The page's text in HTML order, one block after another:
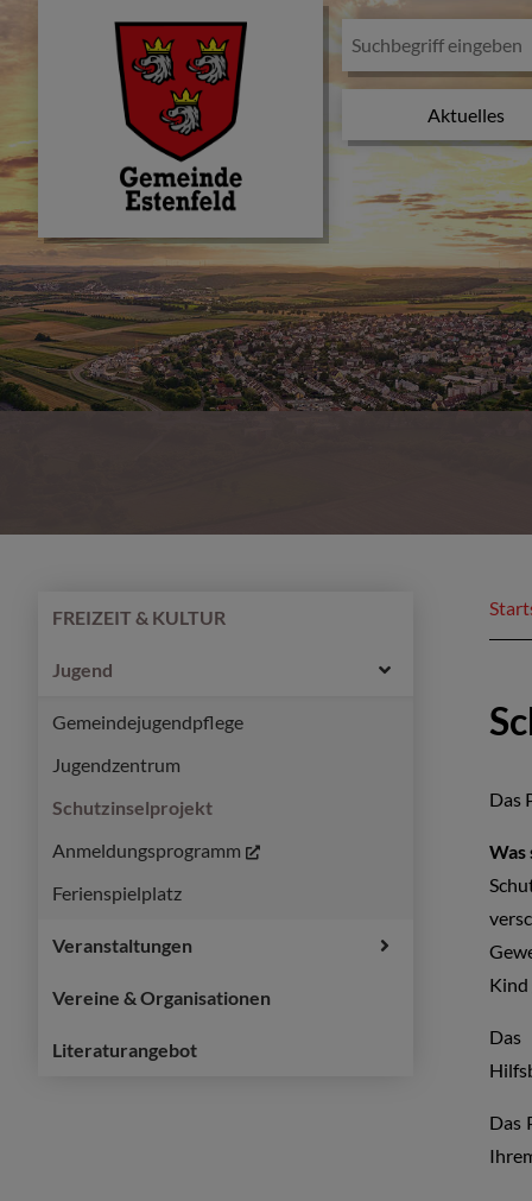
Aktuelles
FREIZEIT & KULTUR
Jugend
Gemeindejugendpflege
Jugendzentrum
Schutzinselprojekt
Anmeldungsprogramm
Ferienspielplatz
Veranstaltungen
Vereine & Organisationen
Literaturangebot
Das
Was
Kind
Das
Das